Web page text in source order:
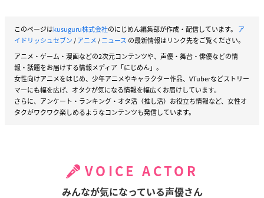
このページはkusuguru株式会社のにじめん編集部が作成・配信しています。 ア
イドリッシュセブン/アニメ/ニュース の最新情報はリンク先をご覧ください。
アニメ・ゲーム・漫画などの2次元コンテンツや、声優・舞台・俳優などの情
報・話題をお届けする情報メディア「にじめん」。
女性向けアニメをはじめ、少年アニメやキャラクター作品、VTuberなどストリー
マーにも幅を広げ、オタクが気になる情報を幅広くお届けしています。
さらに、アンケート・ランキング・オタ活（推し活）お役立ち情報など、女性オ
タクがワクワク楽しめるようなコンテンツも発信しています。
VOICE ACTOR
みんなが気になっている声優さん